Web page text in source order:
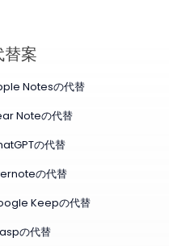
替案
Notesの代替
Noteの代替
の代替
の代替
Keepの代替
の代替